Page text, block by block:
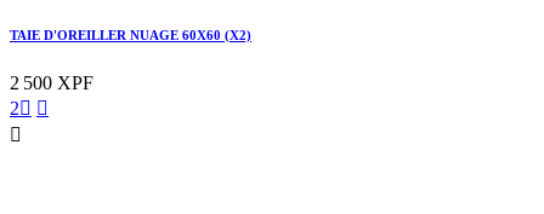
TAIE D'OREILLER NUAGE 60X60 (X2)
2 500 XPF
2 
